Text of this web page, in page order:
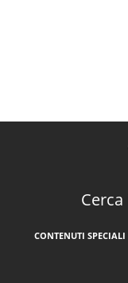
CONTENUTI SPECIALI